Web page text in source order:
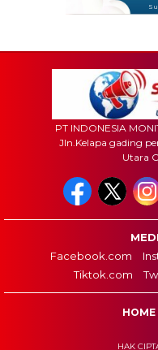
PT INDONESIA
Jln.Kelapa gading
Utara
Facebook.com
Tiktok.com
HOME
HAK